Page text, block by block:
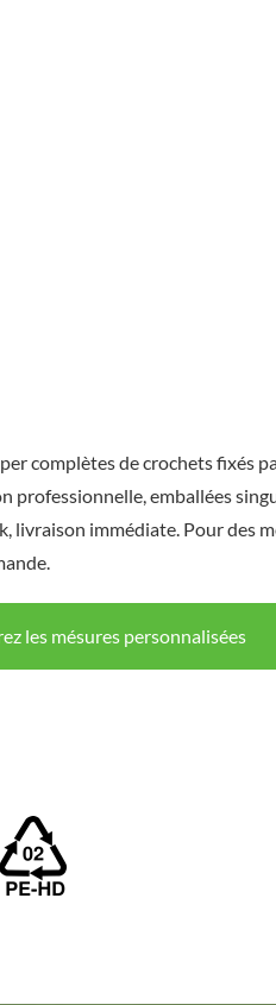
complètes de crochets fixés
professionnelle, emballées
livraison immédiate. Pour des
les mésures personnalisées